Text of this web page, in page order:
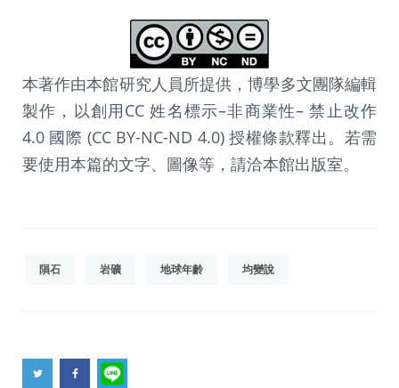
本著作由本館研究人員所提供，博學多文團隊編輯
製作，以創用CC 姓名標示–非商業性– 禁止改作
4.0 國際 (CC BY-NC-ND 4.0) 授權條款釋出。若需
要使用本篇的文字、圖像等，請洽本館出版室。
隕石 岩礦 地球年齡 均變說